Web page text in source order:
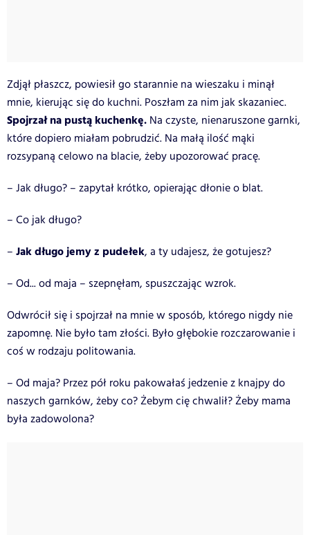
Zdjął płaszcz, powiesił go starannie na wieszaku i minął
mnie, kierując się do kuchni. Poszłam za nim jak skazaniec.
Spojrzał na pustą kuchenkę. Na czyste, nienaruszone garnki,
które dopiero miałam pobrudzić. Na małą ilość mąki
rozsypaną celowo na blacie, żeby upozorować pracę.
– Jak długo? – zapytał krótko, opierając dłonie o blat.
– Co jak długo?
– Jak długo jemy z pudełek, a ty udajesz, że gotujesz?
– Od... od maja – szepnęłam, spuszczając wzrok.
Odwrócił się i spojrzał na mnie w sposób, którego nigdy nie
zapomnę. Nie było tam złości. Było głębokie rozczarowanie i
coś w rodzaju politowania.
– Od maja? Przez pół roku pakowałaś jedzenie z knajpy do
naszych garnków, żeby co? Żebym cię chwalił? Żeby mama
była zadowolona?